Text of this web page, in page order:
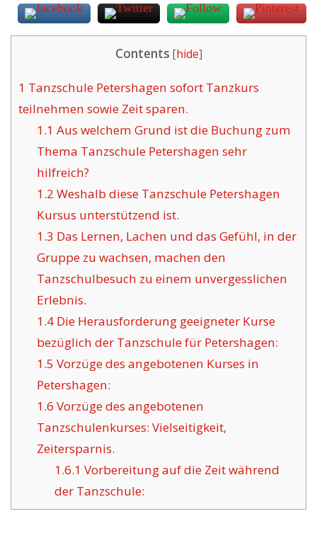
Contents [hide]
1 Tanzschule Petershagen sofort Tanzkurs
teilnehmen sowie Zeit sparen.
1.1 Aus welchem Grund ist die Buchung zum
Thema Tanzschule Petershagen sehr
hilfreich?
1.2 Weshalb diese Tanzschule Petershagen
Kursus unterstützend ist.
1.3 Das Lernen, Lachen und das Gefühl, in der
Gruppe zu wachsen, machen den
Tanzschulbesuch zu einem unvergesslichen
Erlebnis.
1.4Die Herausforderung geeigneter Kurse
bezüglich der Tanzschule für Petershagen:
1.5 Vorzüge des angebotenen Kurses in
Petershagen:
1.6 Vorzüge des angebotenen
Tanzschulenkurses: Vielseitigkeit,
Zeitersparnis.
1.6.1 Vorbereitung auf die Zeit während
der Tanzschule: